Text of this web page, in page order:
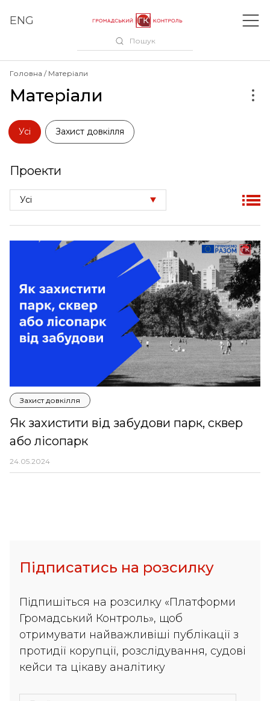
ENG
Пошук
Головна Матеріали
Матеріали
Усі Захист довкілля
Проекти
Усі
Захист довкілля
Як захистити від забудови парк, сквер
або лісопарк
24.05.2024
Підписатись на розсилку
Підпишіться на розсилку «Платформи
Громадський Контроль», щоб
отримувати найважливіші публікації з
протидії корупції, розслідування, судові
кейси та цікаву аналітику